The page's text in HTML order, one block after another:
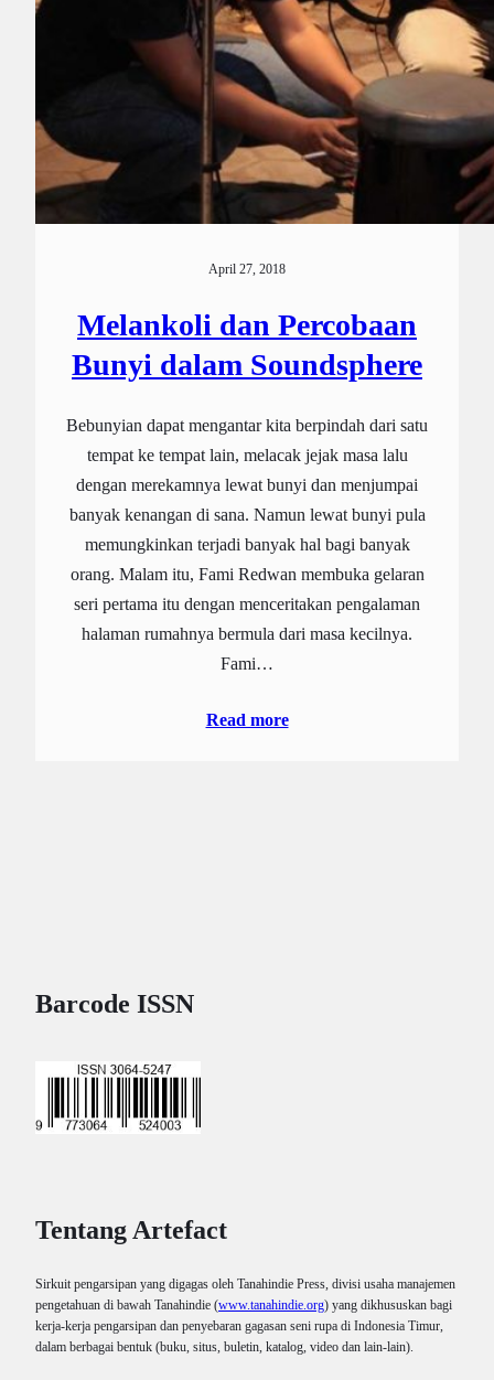
April 27, 2018
Melankoli dan Percobaan
Bunyi dalam Soundsphere
Bebunyian dapat mengantar kita berpindah dari satu
tempat ke tempat lain, melacak jejak masa lalu
dengan merekamnya lewat bunyi dan menjumpai
banyak kenangan di sana. Namun lewat bunyi pula
memungkinkan terjadi banyak hal bagi banyak
orang. Malam itu, Fami Redwan membuka gelaran
seri pertama itu dengan menceritakan pengalaman
halaman rumahnya bermula dari masa kecilnya.
Fami…
Read more
Barcode ISSN
Tentang Artefact
Sirkuit pengarsipan yang digagas oleh Tanahindie Press, divisi usaha manajemen
pengetahuan di bawah Tanahindie (www.tanahindie.org) yang dikhususkan bagi
kerja-kerja pengarsipan dan penyebaran gagasan seni rupa di Indonesia Timur,
dalam berbagai bentuk (buku, situs, buletin, katalog, video dan lain-lain).